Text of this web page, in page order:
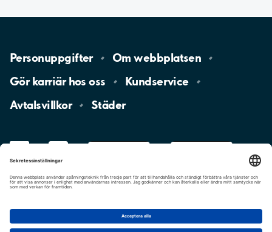
Personuppgifter Omwebbplatsen
Gör karriär hososs
Kundservice
Avtalsvillkor
Städer